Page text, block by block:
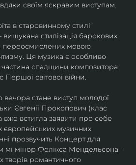
своїм яскравим виступам.
в старовинному стилі”
стилізація барокових
переосмислених мовою
Ця музика є особливо
спадщини композитора
Першої світової війни.
стане виступ молодої
Євгенії Прокопович (клас
вже встигла заявити про себе
європейських музичних
прозвучить Концерт для
мі мінор Фелікса Мендельсона –
творів романтичного